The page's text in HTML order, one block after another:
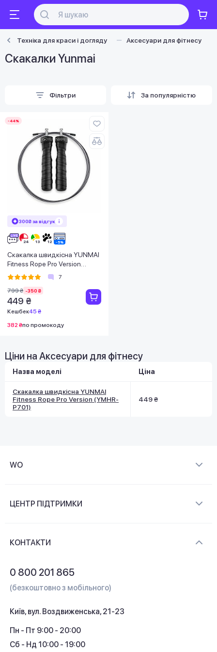
Техніка для краси і догляду Аксесуари для фітнесу
Скакалки Yunmai
Фільтри За популярністю
-44%
300₴ за відгук
Скакалка швидкісна YUNMAI
Fitness Rope Pro Version
(YMHR-P701)
7
799 ₴ -350 ₴
449 ₴
Кешбек45 ₴
382 ₴по промокоду
Ціни на Аксесуари для фітнесу
Назва моделі Ціна
Скакалка швидкісна YUNMAI
Fitness Rope Pro Version (YMHR-
P701)
449 ₴
WO
Контакти
ЦЕНТР ПІДТРИМКИ
Кешбек
КОНТАКТИ
0 800 201 865
(безкоштовно з мобільного)
Київ, вул. Воздвиженська, 21-23
Пн - Пт 9:00 - 20:00
Сб - Нд 10:00 - 19:00